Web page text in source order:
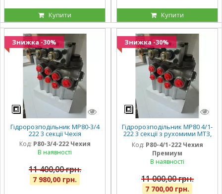
Купити Купити
Знижка -30%
Гідророзподільник МР80-3/4
222 3 секції Чехія
Код: Р80-3/4-222 Чехия
В наявності
11 400,00 грн.
7 980,00 грн.
Знижка -30%
Гідророзподільник МР80 4/1-
222 3 секції з рухомими МТЗ,
ЕМЗ, Т40. Чехия.
Покращений. Розширена
гарантія
Код: Р80-4/1-222 Чехия
Премиум
В наявності
11 000,00 грн.
7 700,00 грн.